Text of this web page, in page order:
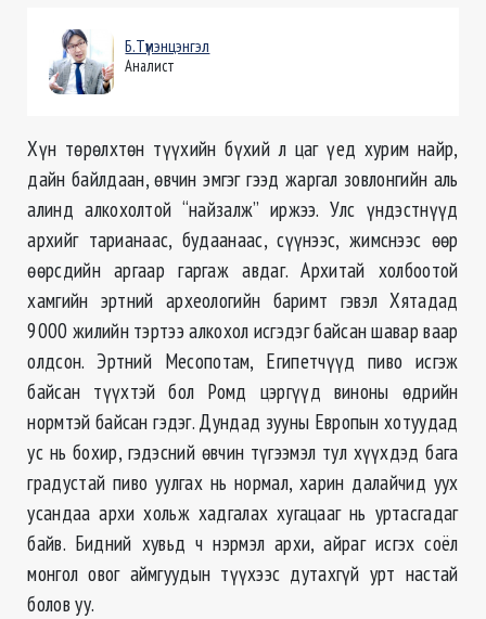
Б.Түмэнцэнгэл
Аналист
Хүн тѳрѳлхтѳн түүхийн бүхий л цаг үед хурим найр,
дайн байлдаан, ѳвчин эмгэг гээд жаргал зовлонгийн аль
алинд алкохолтой “найзалж” иржээ. Улс үндэстнүүд
архийг тарианаас, будаанаас, сүүнээс, жимснээс ѳѳр
ѳѳрсдийн аргаар гаргаж авдаг. Архитай холбоотой
хамгийн эртний археологийн баримт гэвэл Хятадад
9000 жилийн тэртээ алкохол исгэдэг байсан шавар ваар
олдсон. Эртний Месопотам, Египетчүүд пиво исгэж
байсан түүхтэй бол Ромд цэргүүд виноны ѳдрийн
нормтэй байсан гэдэг. Дундад зууны Европын хотуудад
ус нь бохир, гэдэсний ѳвчин түгээмэл тул хүүхдэд бага
градустай пиво уулгах нь нормал, харин далайчид уух
усандаа архи хольж хадгалах хугацааг нь уртасгадаг
байв. Бидний хувьд ч нэрмэл архи, айраг исгэх соёл
монгол овог аймгуудын түүхээс дутахгүй урт настай
болов уу.